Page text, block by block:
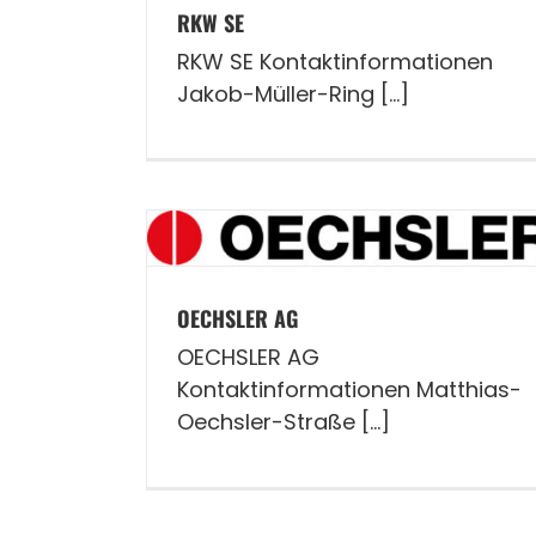
RKW SE
RKW SE Kontaktinformationen
Jakob-Müller-Ring [...]
OECHSLER AG
OECHSLER AG
Kontaktinformationen Matthias-
Oechsler-Straße [...]